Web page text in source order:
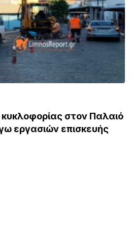
στον Παλαιό
εργασιών επισκευής